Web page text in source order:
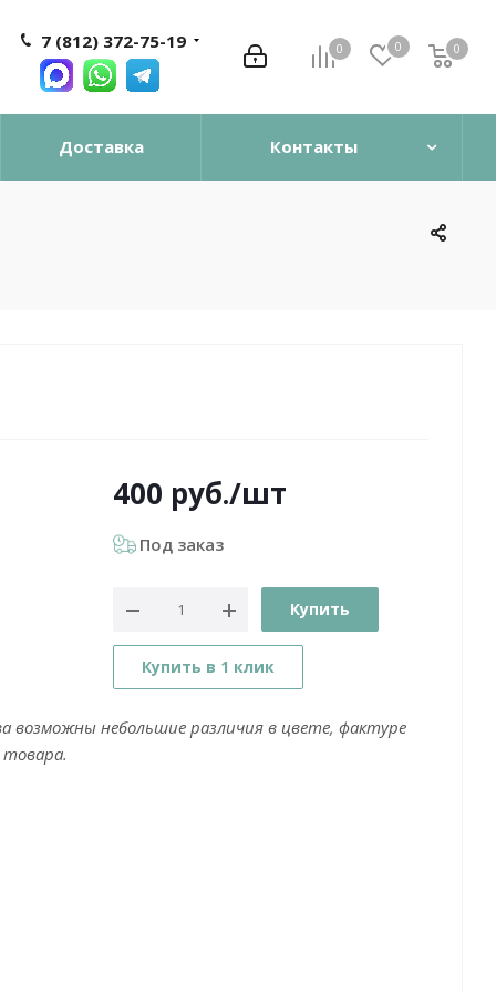
0 0 0
0
7 (812) 372-75-19
Доставка Контакты
400 руб./шт
Под заказ
Купить
Купить в 1 клик
возможны небольшие различия в цвете, фактуре